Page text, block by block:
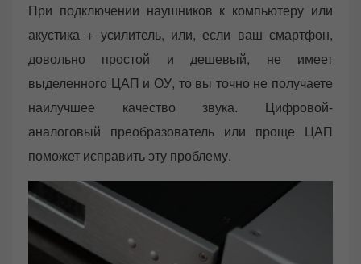
При подключении наушников к компьютеру или
акустика + усилитель, или, если ваш смартфон,
довольно простой и дешевый, не имеет
выделенного ЦАП и ОУ, то вы точно не получаете
наилучшее качество звука. Цифровой-
аналоговый преобразователь или проще ЦАП
поможет исправить эту проблему.